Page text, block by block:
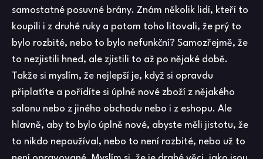
samostatné posuvné brány. Znám několik lidí, kteří to
koupili i z druhé ruky a potom toho litovali, že prý to
bylo rozbité, nebo to bylo nefunkční? Samozřejmě, že
to nezjistili hned, ale zjistili to až po nějaké době.
Takže si myslím, že nejlepší je, když si opravdu
připlatíte a pořídíte si úplně nové zboží z nějakého
salonu nebo z jiného obchodu nebo i z eshopu. Ale
hlavně, aby to bylo úplně nové, abyste měli jistotu, že
to nikdo nepoužíval, nebo to není rozbité, nebo už to